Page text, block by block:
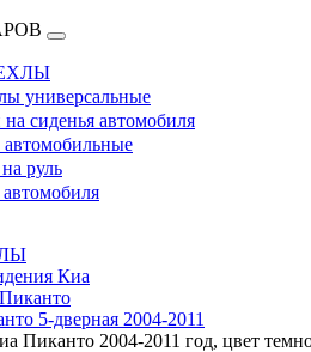
универсальные
сиденья автомобиля
руль
Киа
5-дверная 2004-2011
Пиканто 2004-2011 год, цвет